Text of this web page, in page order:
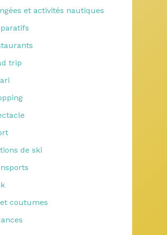
et activités nautiques
trip
de ski
coutumes